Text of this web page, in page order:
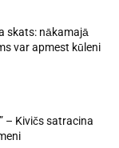
skats: nākamajā
var apmest kūleni
– Kivičs satracina